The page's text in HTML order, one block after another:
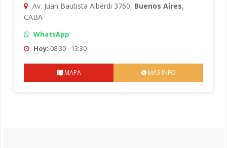
Av. Juan Bautista Alberdi 3760, Buenos Aires,
CABA
WhatsApp
Hoy: 08:30 - 13:30
MAPA MÁS INFO